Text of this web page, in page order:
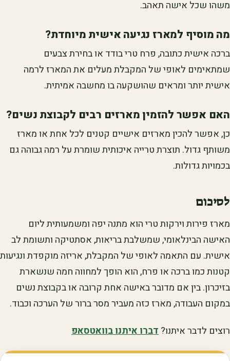
משהו שכל אישה תאהב.
מה מוסיף למארז נגיעה אישית מיוחדת?
ברכה אישית כתובה, פרח טרי בודד או בחירת צבעים
שמתאימים לאופי של המקבלת מעלים את המארז לרמה
אישית יותר ומראים שהושקעה בו מחשבה אמיתית.
האם אפשר להזמין מארזים רבים לקבוצת נשים?
כן, אפשר להכין מארזים אישיים קטנים לכל אחת או מארז
משותף גדול. תוצרת טרייה איכותית שומרת על רמה גבוהה גם
בכמויות גדולות.
לסיכום
מארז פירות וירקות טרי הוא מתנה יפה ומשמעותית ליום
האישה הבינלאומי, שמשלבת בריאות, אסתטיקה ותשומת לב
אישית. עם התאמה לאופי של המקבלת, אריזה מוקפדת ונגיעות
קטנות כמו ברכה או פרח, הוא הופך למחווה חמה שנשארת
בזיכרון. בין אם מדובר באישה אחת קרובה או בקבוצת נשים
במקום העבודה, מארז כזה מעביר מסר ברור של הערכה וכבוד.
רוצים לדבר איתנו?דברו איתנו בוואטסאפ